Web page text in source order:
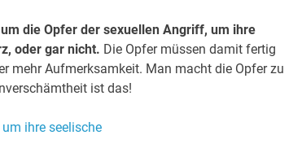
die Opfer der sexuellen Angriff, um ihre
oder gar nicht. Die Opfer müssen damit fertig
mehr Aufmerksamkeit. Man macht die Opfer zu
ist das!